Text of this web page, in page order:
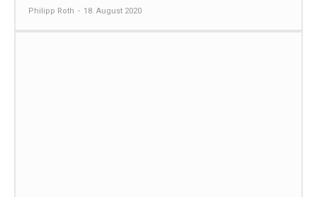
Philipp Roth - 18. August 2020